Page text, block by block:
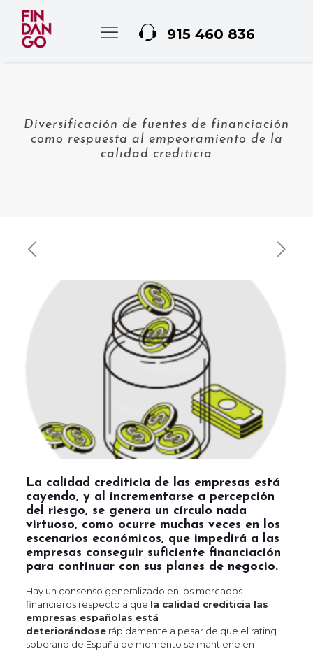
915 460 836
Diversificación de fuentes de financiación
como respuesta al empeoramiento de la
calidad crediticia
La calidad crediticia de las empresas está
cayendo, y al incrementarse a percepción
del riesgo, se genera un círculo nada
virtuoso, como ocurre muchas veces en los
escenarios económicos, que impedirá a las
empresas conseguir suficiente financiación
para continuar con sus planes de negocio.
Hay un consenso generalizado en los mercados
financieros respecto a que la calidad crediticia las
empresas españolas está
deteriorándoserápidamente a pesar de que el rating
soberano de España de momento se mantiene en